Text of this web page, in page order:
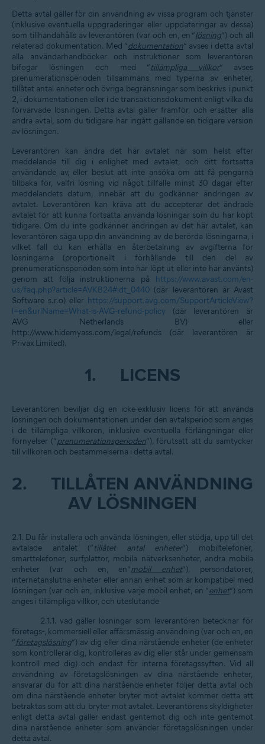
Detta avtal gäller för din användning av vissa program och tjänster
(inklusive eventuella uppgraderingar eller uppdateringar av dessa)
som tillhandahålls av leverantören (var och en, en ”lösning”) och all
relaterad dokumentation. Med ”dokumentation” avses i detta avtal
alla användarhandböcker och instruktioner som leverantören
bifogar lösningen och med ”tillämpliga villkor” avses
prenumerationsperioden tillsammans med typerna av enheter,
tillåtet antal enheter och övriga begränsningar som beskrivs i punkt
2, i dokumentationen eller i de transaktionsdokument enligt vilka du
förvärvade lösningen. Detta avtal gäller framför, och ersätter alla
andra avtal, som du tidigare har ingått gällande en tidigare version
av lösningen.
Leverantören kan ändra det här avtalet när som helst efter
meddelande till dig i enlighet med avtalet, och ditt fortsatta
användande av, eller beslut att inte ansöka om att få pengarna
tillbaka för, valfri lösning vid något tillfälle minst 30 dagar efter
meddelandets datum, innebär att du godkänner ändringen av
avtalet. Leverantören kan kräva att du accepterar det ändrade
avtalet för att kunna fortsätta använda lösningar som du har köpt
tidigare. Om du inte godkänner ändringen av det här avtalet, kan
leverantören säga upp din användning av de berörda lösningarna, i
vilket fall du kan erhålla en återbetalning av avgifterna för
lösningarna (proportionellt i förhållande till den del av
prenumerationsperioden som inte har löpt ut eller inte har använts)
genom att följa instruktionerna på https://www.avast.com/en-
us/faq.php?article=‌AVKB24#idt_0440 (där leverantören är Avast
Software s.r.o) eller https://support.avg.com/SupportArticleView?
l‌=en&urlName=What-is-AVG-refund-policy (där leverantören är
AVG Netherlands BV) eller
http://www.hidemyass.com/legal/refunds (där leverantören är
Privax Limited).
1. LICENS
Leverantören beviljar dig en icke-exklusiv licens för att använda
lösningen och dokumentationen under den avtalsperiod som anges
i de tillämpliga villkoren, inklusive eventuella förlängningar eller
förnyelser (”prenumerationsperioden”), förutsatt att du samtycker
till villkoren och bestämmelserna i detta avtal.
2.
TILLÅTEN ANVÄNDNING
AV LÖSNINGEN
2.1. Du får installera och använda lösningen, eller stödja, upp till det
avtalade antalet (”tillåtet antal enheter”) mobiltelefoner,
smarttelefoner, surfplattor, mobila nätverksenheter, andra mobila
enheter (var och en, en”mobil enhet”), persondatorer,
internetanslutna enheter eller annan enhet som är kompatibel med
lösningen (var och en, inklusive varje mobil enhet, en ”enhet”) som
anges i tillämpliga villkor, och uteslutande
2.1.1. vad gäller lösningar som leverantören betecknar för
företags-, kommersiell eller affärsmässig användning (var och en, en
”företagslösning”) av dig eller dina närstående enheter (de enheter
som kontrollerar dig, kontrolleras av dig eller står under gemensam
kontroll med dig) och endast för interna företagssyften. Vid all
användning av företagslösningen av dina närstående enheter,
ansvarar du för att dina närstående enheter följer detta avtal och
om dina närstående enheter bryter mot avtalet kommer detta att
betraktas som att du bryter mot avtalet. Leverantörens skyldigheter
enligt detta avtal gäller endast gentemot dig och inte gentemot
dina närstående enheter som använder företagslösningen under
detta avtal.